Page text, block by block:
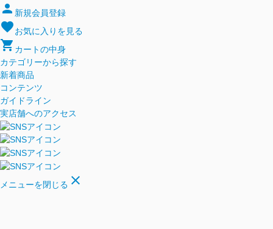
person 新規会員登録
favoriteお気に入りを見る
shopping_cart カートの中身
カテゴリーから探す
新着商品
コンテンツ
ガイドライン
実店舗へのアクセス
メニューを閉じる close